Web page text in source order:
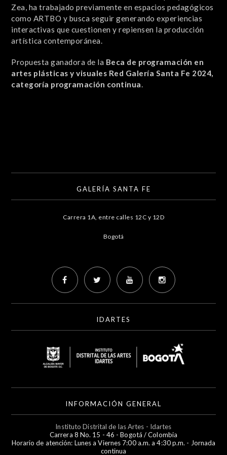
Zea, ha trabajado previamente en espacios pedagógicos
como ARTBO y busca seguir generando experiencias
interactivas que cuestionen y repiensen la producción
artística contemporánea.
Propuesta ganadora de la Beca de programación en
artes plásticas y visuales Red Galería Santa Fe 2024,
categoría programación continua
GALERÍA SANTA FE
Carrera 1A, entre calles 12C y 12D
Bogotá
IDARTES
INFORMACIÓN GENERAL
Instituto Distrital de las Artes - Idartes
Carrera 8 No. 15 - 46 - Bogotá / Colombia
Horario de atención: Lunes a Viernes 7:00 a.m. a 4:30 p.m. - Jornada
continua